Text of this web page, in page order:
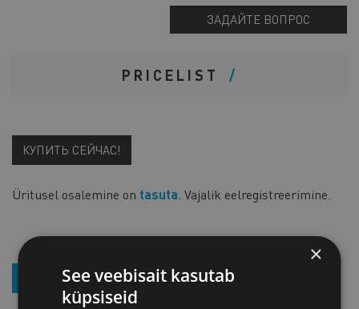
ЗАДАЙТЕ ВОПРОС
PRICELIST
КУПИТЬ СЕЙЧАС!
Üritusel osalemine on tasuta. Vajalik eelregistreerimine.
ПОДПИСКА НА РАССЫЛКУ НОВОСТЕЙ
×
See veebisait kasutab
küpsiseid